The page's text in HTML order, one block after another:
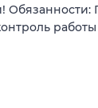
Обязанности: